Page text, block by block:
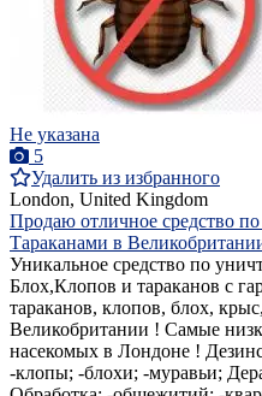
Не указана
5
Удалить из избранного
London, United Kingdom
Продаю отличное средство
Тараканами в
Уникальное средство по
Блох,Клопов и тараканов с
тараканов, клопов, блох,
Великобритании ! Самые
насекомых в Лондоне !
-клопы; -блохи; -муравьи;